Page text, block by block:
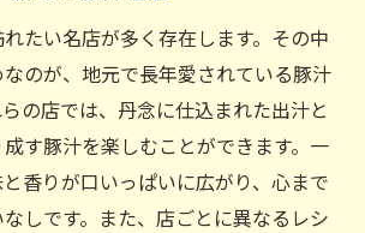
たい名店が多く存在します。その中
のが、地元で長年愛されている豚汁
の店では、丹念に仕込まれた出汁と
す豚汁を楽しむことができます。一
香りが口いっぱいに広がり、心まで
しです。また、店ごとに異なるレシ